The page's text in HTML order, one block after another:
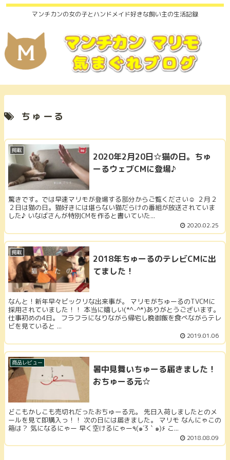
マンチカンの女の子とハンドメイド好きな飼い主の生活記録
ちゅーる
掲載
2020年2月20日☆猫の日。ちゅ
ーるウェブCMに登場♪
驚きです。では早速マリモが登場する部分からご覧ください☺️ ２月２
２日は猫の日。猫好きには堪らない猫だらけの番組が放送されていま
した♪ いなばさんが特別CMを作ると書いていた...
2020.02.25
掲載
2018年ちゅーるのテレビCMに出
てました！
なんと！新年早々ビックリな出来事が。 マリモがちゅーるのTVCMに
採用されていました！！ 本当に嬉しい(*^-^*)ありがとうございます。
仕事初めの4日。 フラフラになりながら帰宅し晩御飯を食べながらテレ
ビを見ていると ...
2019.01.06
商品レビュー
暑中見舞いちゅーる届きました！
おちゅーる元☆
どこもかしこも売切れだったおちゅーる元。 先日入荷しましたとのメ
ールを見て即購入っ！！ 次の日には届きました。 マリモ なんにゃこの
箱は？ 気になるにゃー 早く空けるにゃー٩(๑´3｀๑)۶ こ...
2018.08.09